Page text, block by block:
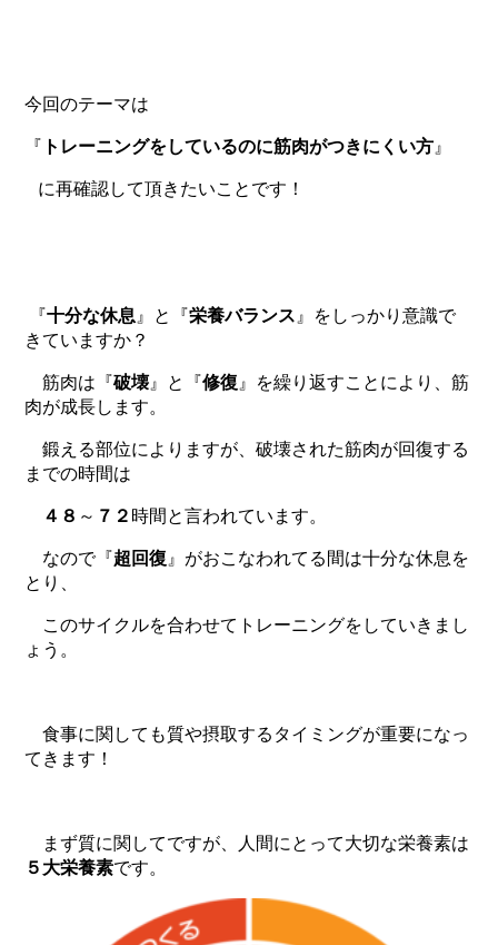
今回のテーマは
『 トレーニングをしているのに筋肉がつきにくい方 』
に再確認して頂きたいことです！
『十分な休息 』と『栄養バランス 』をしっかり意識で
きていますか？
筋肉は『破壊』と『修復 』を繰り返すことにより、筋
肉が成長します。
鍛える部位によりますが、破壊された筋肉が回復する
までの時間は
４８ ～ ７２ 時間と言われています。
なので『超回復 』がおこなわれてる間は十分な休息を
とり、
このサイクルを合わせてトレーニングをしていきまし
ょう。
食事に関しても質や摂取するタイミングが重要になっ
てきます！
まず質に関してですが、人間にとって大切な栄養素は
５大栄養素です。